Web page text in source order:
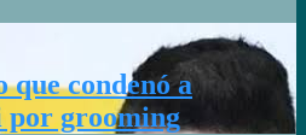
que condenó a
grooming